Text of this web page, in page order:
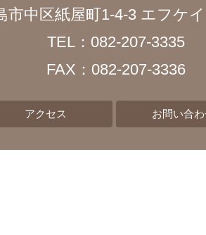
市中区紙屋町1-4-3 エフケ
TEL：082-207-3335
FAX：082-207-3336
アクセス お問い合